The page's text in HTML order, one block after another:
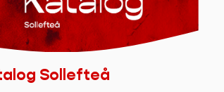
Sollefteå